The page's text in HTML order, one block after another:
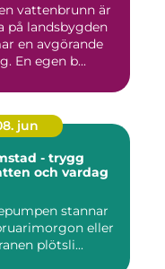
vattenbrunn är
på landsbygden
en avgörande
En egen b...
jun
- trygg
och vardag
stannar
eller
plötsli...